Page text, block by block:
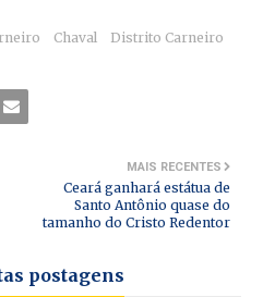
Chaval
Distrito Carneiro
MAIS RECENTES
Ceará ganhará estátua de
Santo Antônio quase do
tamanho do Cristo Redentor
postagens